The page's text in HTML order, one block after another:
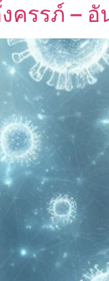
ครรภ์ –